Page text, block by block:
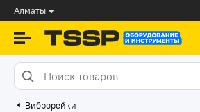
Алматы
Виброрейки